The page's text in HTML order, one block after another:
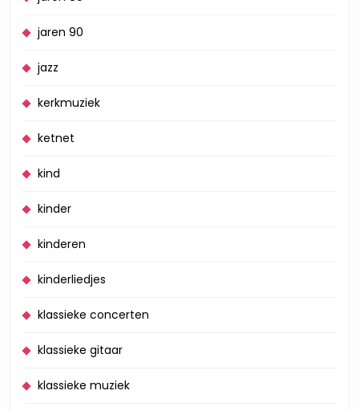
jaren 90
jazz
kerkmuziek
ketnet
kind
kinder
kinderen
kinderliedjes
klassieke concerten
klassieke gitaar
klassieke muziek